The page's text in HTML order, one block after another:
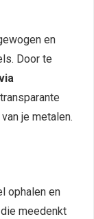
en
Door te
je metalen.
ophalen en
meedenkt